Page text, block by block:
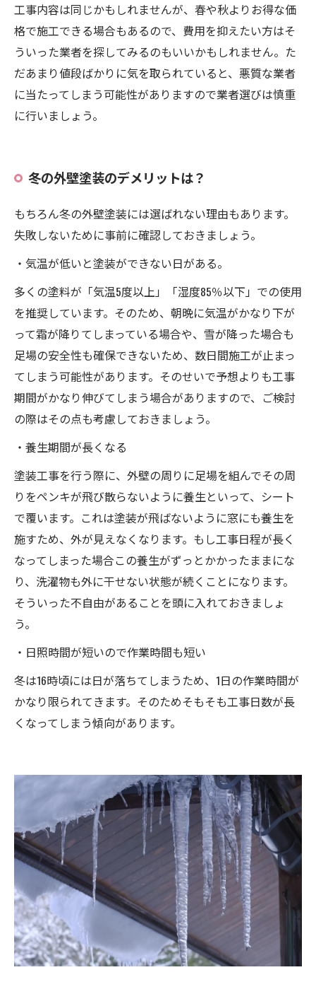
工事内容は同じかもしれませんが、春や秋よりお得な価
格で施工できる場合もあるので、費用を抑えたい方はそ
ういった業者を探してみるのもいいかもしれません。た
だあまり値段ばかりに気を取られていると、悪質な業者
に当たってしまう可能性がありますので業者選びは慎重
に行いましょう。
冬の外壁塗装のデメリットは？
もちろん冬の外壁塗装には選ばれない理由もあります。
失敗しないために事前に確認しておきましょう。
・気温が低いと塗装ができない日がある。
多くの塗料が「気温5度以上」「湿度85％以下」での使用
を推奨しています。そのため、朝晩に気温がかなり下が
って霜が降りてしまっている場合や、雪が降った場合も
足場の安全性も確保できないため、数日間施工が止まっ
てしまう可能性があります。そのせいで予想よりも工事
期間がかなり伸びてしまう場合がありますので、ご検討
の際はその点も考慮しておきましょう。
・養生期間が長くなる
塗装工事を行う際に、外壁の周りに足場を組んでその周
りをペンキが飛び散らないように養生といって、シート
で覆います。これは塗装が飛ばないように窓にも養生を
施すため、外が見えなくなります。もし工事日程が長く
なってしまった場合この養生がずっとかかったままにな
り、洗濯物も外に干せない状態が続くことになります。
そういった不自由があることを頭に入れておきましょ
う。
・日照時間が短いので作業時間も短い
冬は16時頃には日が落ちてしまうため、1日の作業時間が
かなり限られてきます。そのためそもそも工事日数が長
くなってしまう傾向があります。